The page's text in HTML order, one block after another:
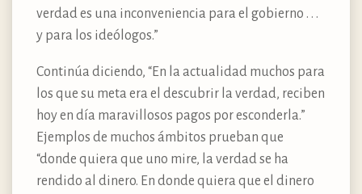
verdad es una inconveniencia para el gobierno . . .
y para los ideólogos.”
Continúa diciendo, “En la actualidad muchos para
los que su meta era el descubrir la verdad, reciben
hoy en día maravillosos pagos por esconderla.”
Ejemplos de muchos ámbitos prueban que
“donde quiera que uno mire, la verdad se ha
rendido al dinero. En donde quiera que el dinero